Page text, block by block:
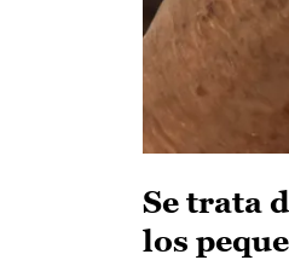
Se trata
los